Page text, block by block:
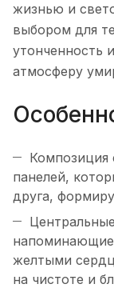
жизнью и
выбором для
утонченность
атмосферу
Композиция
панелей,
друга,
желтыми
на чистоте и